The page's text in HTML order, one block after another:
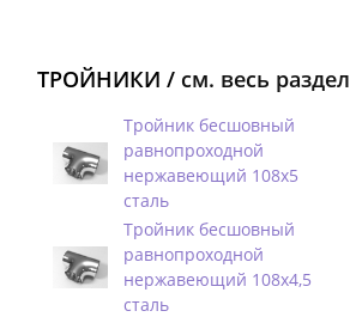
ТРОЙНИКИ / см. весь раздел
Тройник бесшовный
равнопроходной
нержавеющий 108х5
сталь
Тройник бесшовный
равнопроходной
нержавеющий 108х4,5
сталь